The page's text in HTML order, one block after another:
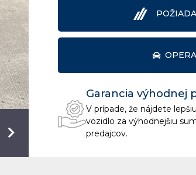
Garancia výhodnej
V prípade, že nájdete
vozidlo za výhodnejšiu
predajcov.